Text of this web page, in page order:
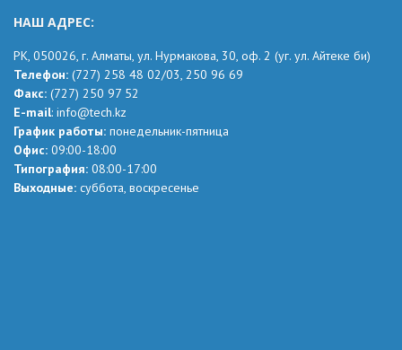
НАШ АДРЕС:
РК, 050026, г. Алматы, ул. Нурмакова, 30, оф. 2 (уг. ул. Айтеке би)
Телефон: (727) 258 48 02/03, 250 96 69
Факс: (727) 250 97 52
Е-mail: info@tech.kz
График работы: понедельник-пятница
Офис: 09:00-18:00
Типография: 08:00-17:00
Выходные: суббота, воскресенье